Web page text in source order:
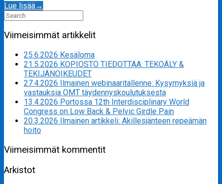
Lue lisää→
Search
for:
Viimeisimmät artikkelit
25.6.2026 Kesäloma
21.5.2026 KOPIOSTO TIEDOTTAA: TEKOÄLY &
TEKIJÄNOIKEUDET
27.4.2026 Ilmainen webinaaritallenne: Kysymyksiä ja
vastauksia OMT täydennyskoulutuksesta
13.4.2026 Portossa 12th Interdisciplinary World
Congress on Low Back & Pelvic Girdle Pain
20.3.2026 Ilmainen artikkeli: Akillesjänteen repeämän
hoito
Viimeisimmät kommentit
Arkistot